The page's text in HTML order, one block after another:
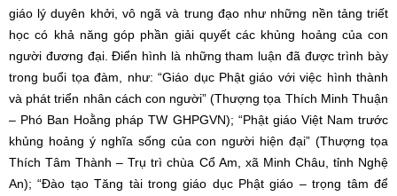
giáo lý duyên khởi, vô ngã và trung đạo như những nền tảng triết
học có khả năng góp phần giải quyết các khủng hoảng của con
người đương đại. Điển hình là những tham luận đã được trình bày
trong buổi tọa đàm, như: “Giáo dục Phật giáo với việc hình thành
và phát triển nhân cách con người” (Thượng tọa Thích Minh Thuận
– Phó Ban Hoằng pháp TW GHPGVN); “Phật giáo Việt Nam trước
khủng hoảng ý nghĩa sống của con người hiện đại” (Thượng tọa
Thích Tâm Thành – Trụ trì chùa Cổ Am, xã Minh Châu, tỉnh Nghệ
An); “Đào tạo Tăng tài trong giáo dục Phật giáo – trọng tâm để